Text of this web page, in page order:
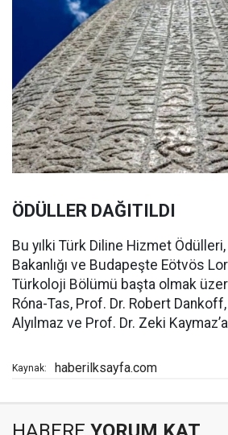
ÖDÜLLER DAĞITILDI
Bu yılki Türk Diline Hizmet
Bakanlığı ve Budapeşte Eötvös
Türkoloji Bölümü başta olmak
Róna-Tas, Prof. Dr. Robert
Alyılmaz ve Prof. Dr. Zeki
Kaynak: haberilksayfa.com